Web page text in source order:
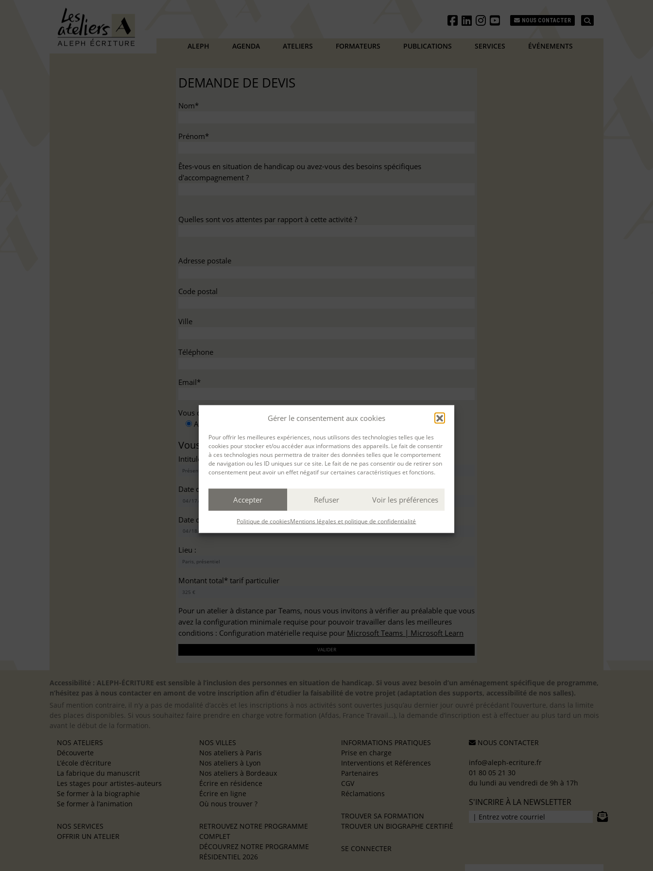
Gérer le consentement aux cookies
Pour offrir les meilleures expériences, nous utilisons des technologies telles que les
cookies pour stocker et/ou accéder aux informations des appareils. Le fait de consentir
à ces technologies nous permettra de traiter des données telles que le comportement
de navigation ou les ID uniques sur ce site. Le fait de ne pas consentir ou de retirer son
consentement peut avoir un effet négatif sur certaines caractéristiques et fonctions.
Accepter Refuser Voir les préférences
Politique de cookiesMentions légales et politique de confidentialité
NOUS CONTACTER
ALEPH AGENDA ATELIERS FORMATEURS PUBLICATIONS SERVICES ÉVÉNEMENTS
DEMANDE DE DEVIS
Nom*
Prénom*
Êtes-vous en situation de handicap ou avez-vous des besoins spécifiques
d'accompagnement ?
Quelles sont vos attentes par rapport à cette activité ?
Adresse postale
Code postal
Ville
Téléphone
Email*
Vous demandez ce devis :
A titre personnel
Pour bénéficier d’un financement
Vous souhaitez vous inscrire à :
Intitulé(s)*
Date de début*
Date de fin*
Lieu :
Montant total* tarif particulier
Pour un atelier à distance par Teams, nous vous invitons à vérifier au préalable que vous
avez la configuration minimale requise pour pouvoir travailler dans les meilleures
conditions : Configuration matérielle requise pour Microsoft Teams | Microsoft Learn
Accessibilité : ALEPH-ÉCRITURE est sensible à l’inclusion des personnes en situation de handicap. Si vous avez besoin d’un aménagement spécifique de programme,
n’hésitez pas à nous contacter en amont de votre inscription afin d’étudier la faisabilité de votre projet (adaptation des supports, accessibilité de nos salles).
Sauf mention contraire, il n’y a pas de modalité d’accès et les inscriptions à nos activités sont ouvertes jusqu’au dernier jour ouvré précédant l’ouverture, dans la limite
des places disponibles. Si vous souhaitez faire prendre en charge votre formation (Afdas, France Travail…), la demande d’inscription est à effectuer au plus tard un mois
avant le début de la formation.
NOS ATELIERS
Découverte
L’école d’écriture
La fabrique du manuscrit
Les stages pour artistes-auteurs
Se former à la biographie
Se former à l’animation
NOS SERVICES
OFFRIR UN ATELIER
NOS VILLES
Nos ateliers à Paris
Nos ateliers à Lyon
Nos ateliers à Bordeaux
Écrire en résidence
Écrire en ligne
Où nous trouver ?
RETROUVEZ NOTRE PROGRAMME
COMPLET
DÉCOUVREZ NOTRE PROGRAMME
RÉSIDENTIEL 2026
INFORMATIONS PRATIQUES
Prise en charge
Interventions et Références
Partenaires
CGV
Réclamations
TROUVER SA FORMATION
TROUVER UN BIOGRAPHE CERTIFIÉ
SE CONNECTER
NOUS CONTACTER
info@aleph-ecriture.fr
01 80 05 21 30
du lundi au vendredi de 9h à 17h
S'INCRIRE À LA NEWSLETTER